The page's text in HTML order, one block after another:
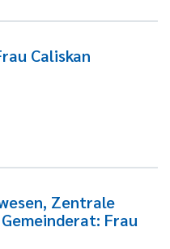
Caliskan
Zentrale
Frau